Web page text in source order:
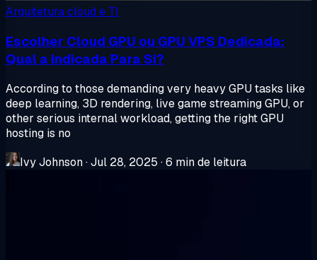
Arquitetura cloud e TI
Escolher Cloud GPU ou GPU VPS Dedicada:
Qual a Indicada Para Si?
According to those demanding very heavy GPU tasks like
deep learning, 3D rendering, live game streaming GPU, or
other serious internal workload, getting the right GPU
hosting is no
Ivy Johnson·Jul 28, 2025 ·6 min de leitura